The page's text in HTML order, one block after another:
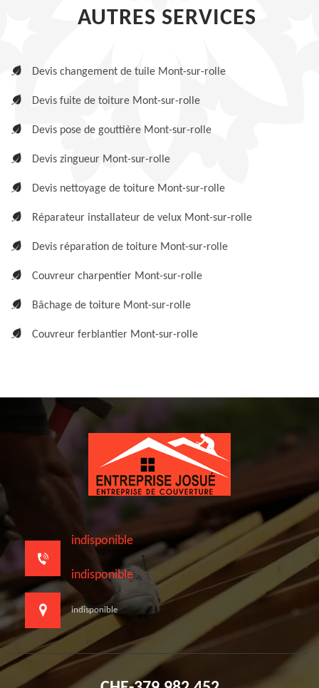
AUTRES SERVICES
Devis changement de tuile Mont-sur-rolle
Devis fuite de toiture Mont-sur-rolle
Devis pose de gouttière Mont-sur-rolle
Devis zingueur Mont-sur-rolle
Devis nettoyage de toiture Mont-sur-rolle
Réparateur installateur de velux Mont-sur-rolle
Devis réparation de toiture Mont-sur-rolle
Couvreur charpentier Mont-sur-rolle
Bâchage de toiture Mont-sur-rolle
Couvreur ferblantier Mont-sur-rolle
indisponible
indisponible
indisponible